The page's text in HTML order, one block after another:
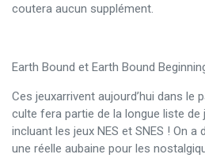
coutera aucun supplément.
Earth Bound et Earth Bound
Ces jeuxarrivent aujourd’hui dans le
culte fera partie de la longue liste de
incluant les jeux NES et SNES ! On a
une réelle aubaine pour les